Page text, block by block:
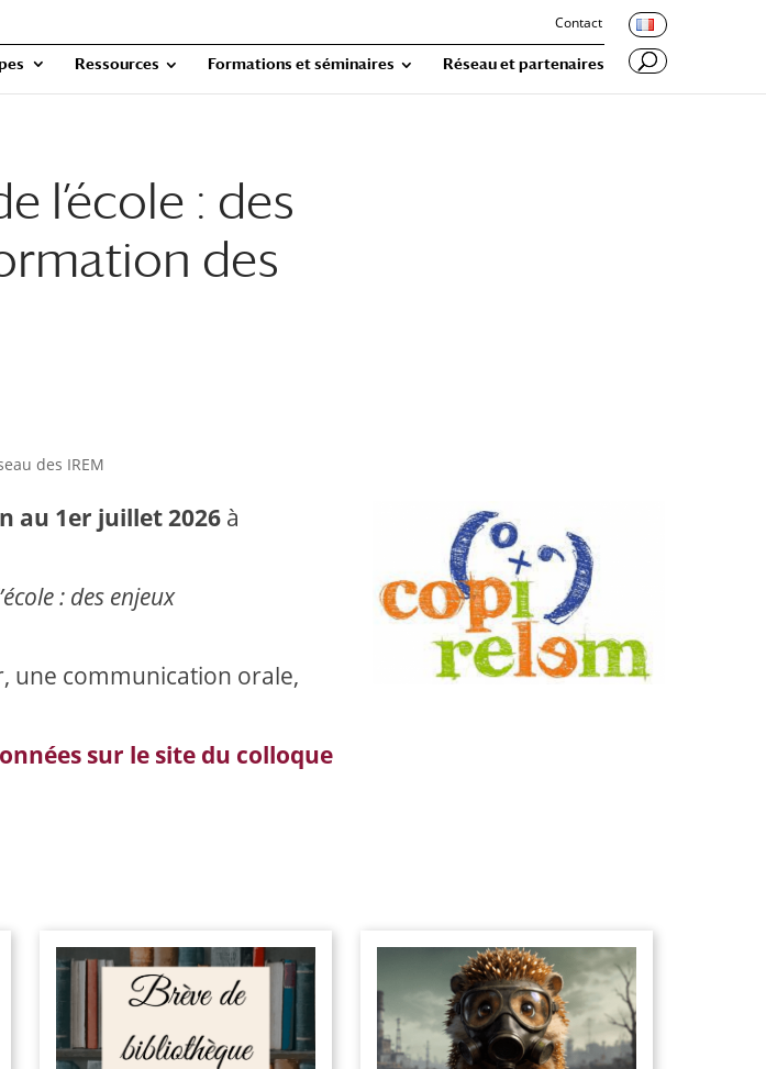
Contact
Ressources Formations et séminaires Réseau et partenaires
l’école : des
des
des IREM
au 1er juillet 2026 à
: des enjeux
une communication orale,
sur le site du colloque